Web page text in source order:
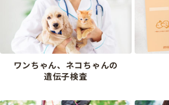
ワンちゃん、ネコちゃんの
遺伝子検査